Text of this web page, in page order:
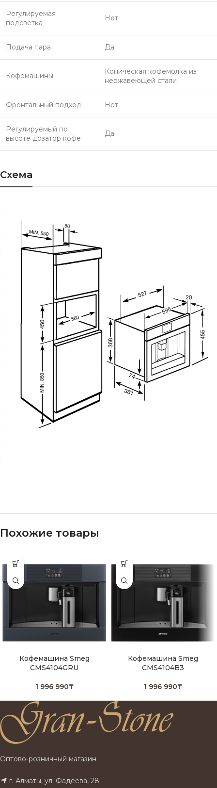
Регулируемая
подсветка
Нет
Подача пара Да
Кофемашины
Коническая кофемолка из
нержавеющей стали
Фронтальный подход Нет
Регулируемый по
высоте дозатор кофе
Да
Схема
Похожие товары
Кофемашина Smeg
CMS4104GRU
1 996 990₸
Кофемашина Smeg
CMS4104B3
1 996 990₸
Оптово-розничный магазин
г. Алматы, ул. Фадеева, 28